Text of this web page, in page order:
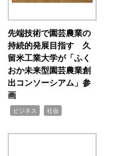
先端技術で園芸農業の
持続的発展目指す 久
留米工業大学が「ふく
おか未来型園芸農業創
出コンソーシアム」参
画
ビジネス 社会